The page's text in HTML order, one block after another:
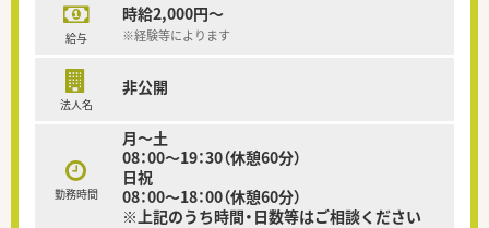
給与
時給2,000円～
※経験等によります
法人名
非公開
勤務時間
月～土
08：00～19：30（休憩60分）
日祝
08：00～18：00（休憩60分）
※上記のうち時間・日数等はご相談ください